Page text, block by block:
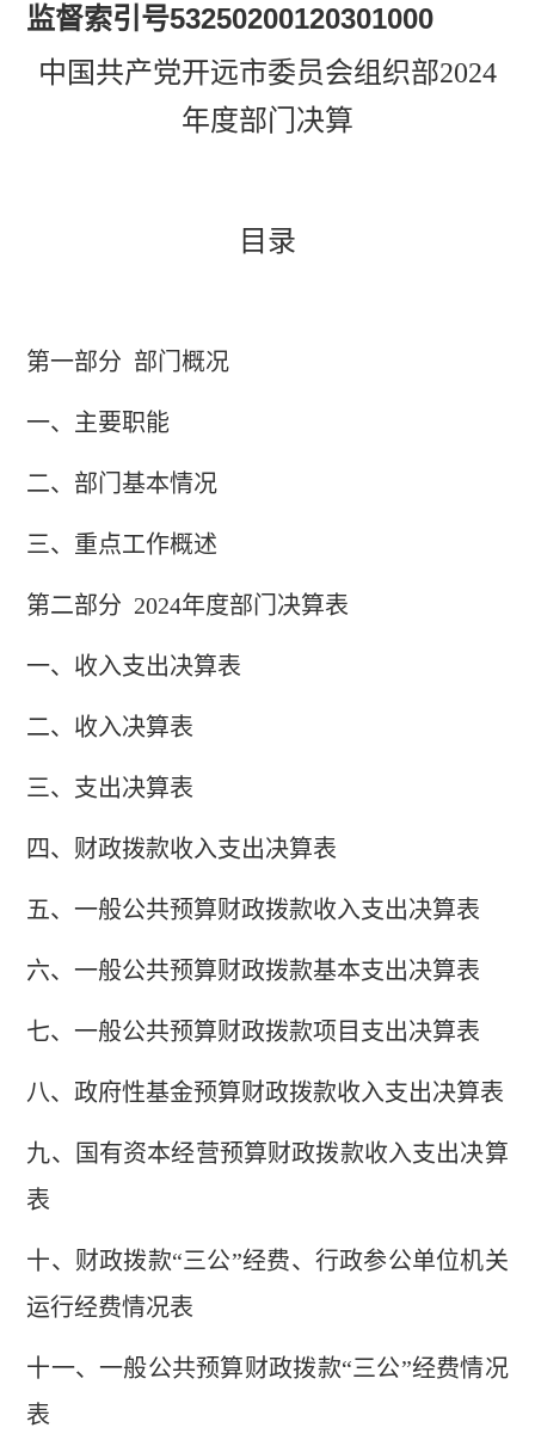
监督索引号53250200120301000
中国共产党开远市委员会组织部2024
年度部门决算
目录
第一部分 部门概况
一、主要职能
二、 部门 基本情况
三、重点工作概述
第二部分 2024年度部门决算表
一、收入支出决算表
二、收入决算表
三、支出决算表
四、财政拨款收入支出决算表
五、一般公共预算财政拨款收入支出决算表
六、一般公共预算财政拨款基本支出决算表
七、一般公共预算财政拨款项目支出决算表
八、政府性基金预算财政拨款收入支出决算表
九、国有资本经营预算财政拨款收入支出决算
表
十、 财政拨款“三公”经费、行政参公单位机关
运行经费情况表
十一、一般公共预算财政拨款“三公”经费情况
表